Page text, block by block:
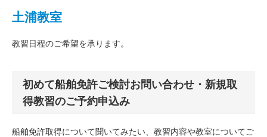
土浦教室
教習日程のご希望を承ります。
初めて船舶免許ご検討お問い合わせ・新規取
得教習のご予約申込み
船舶免許取得について聞いてみたい、教習内容や教室についてご